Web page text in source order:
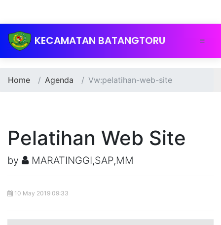
KECAMATAN BATANGTORU
Home Agenda Vw:pelatihan-web-site
Pelatihan Web Site
by MARATINGGI,SAP,MM
10 May 2019 09:33